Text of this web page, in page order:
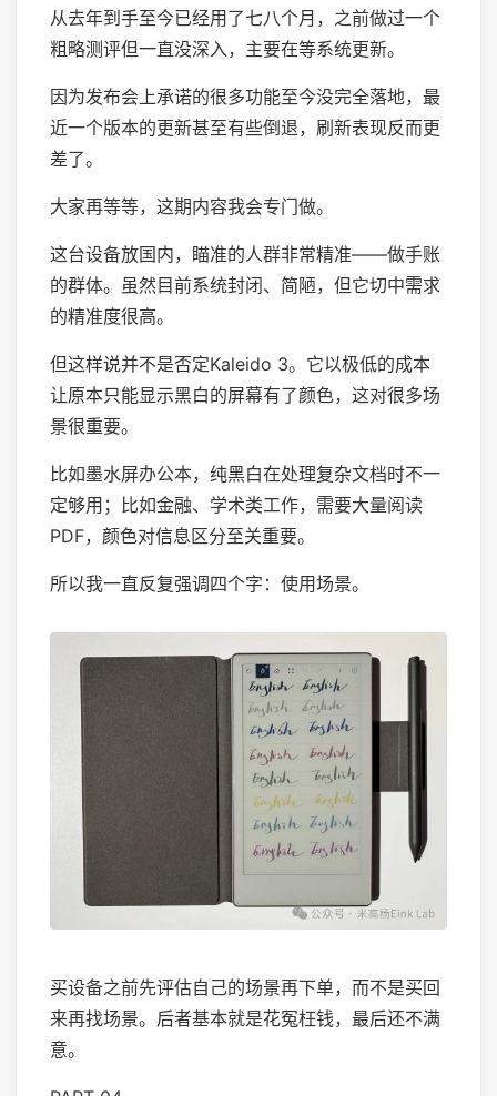
从去年到手至今已经用了七八个月，之前做过一个
粗略测评但一直没深入，主要在等系统更新。
因为发布会上承诺的很多功能至今没完全落地，最
近一个版本的更新甚至有些倒退，刷新表现反而更
差了。
大家再等等，这期内容我会专门做。
这台设备放国内，瞄准的人群非常精准——做手账
的群体。虽然目前系统封闭、简陋，但它切中需求
的精准度很高。
但这样说并不是否定Kaleido 3。它以极低的成本
让原本只能显示黑白的屏幕有了颜色，这对很多场
景很重要。
比如墨水屏办公本，纯黑白在处理复杂文档时不一
定够用；比如金融、学术类工作，需要大量阅读
PDF，颜色对信息区分至关重要。
所以我一直反复强调四个字：使用场景。
买设备之前先评估自己的场景再下单，而不是买回
来再找场景。后者基本就是花冤枉钱，最后还不满
意。